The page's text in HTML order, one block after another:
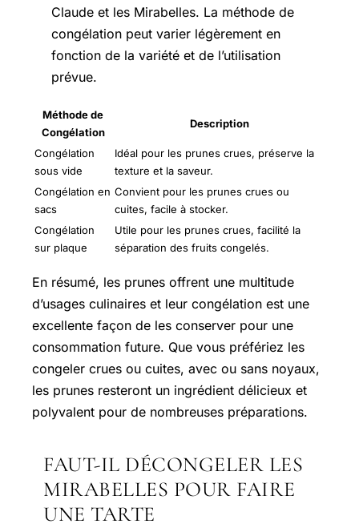
Claude et les Mirabelles. La méthode de
congélation peut varier légèrement en
fonction de la variété et de l’utilisation
prévue.
Méthode de
Congélation
Description
Congélation
sous vide
Idéal pour les prunes crues, préserve la
texture et la saveur.
Congélation en
sacs
Convient pour les prunes crues ou
cuites, facile à stocker.
Congélation
sur plaque
Utile pour les prunes crues, facilité la
séparation des fruits congelés.
En résumé, les prunes offrent une multitude
d’usages culinaires et leur congélation est une
excellente façon de les conserver pour une
consommation future. Que vous préfériez les
congeler crues ou cuites, avec ou sans noyaux,
les prunes resteront un ingrédient délicieux et
polyvalent pour de nombreuses préparations.
FAUT-IL DÉCONGELER LES
MIRABELLES POUR FAIRE
UNE TARTE